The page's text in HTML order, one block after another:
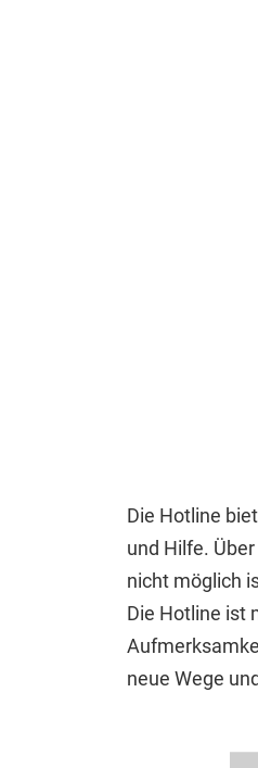
Die Hotline
und Hilfe.
nicht möglich
Die Hotline ist
neue Wege